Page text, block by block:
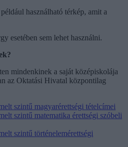
használható térkép, amit a
esetében sem lehet használni.
mindenkinek a saját középiskolája
az Oktatási Hivatal központilag
szintű magyarérettségi tételcímei
szintű matematika érettségi szóbeli
szintű történelemérettségi